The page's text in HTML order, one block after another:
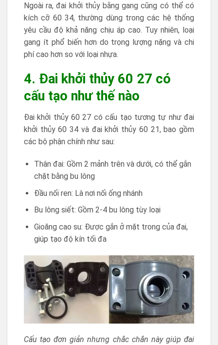
Ngoài ra, đai khởi thủy bằng gang cũng có thể có
kích cỡ 60 34, thường dùng trong các hệ thống
yêu cầu độ khả năng chịu áp cao. Tuy nhiên, loại
gang ít phổ biến hơn do trọng lượng nặng và chi
phí cao hơn so với loại nhựa.
4. Đai khởi thủy 60 27 có
cấu tạo như thế nào
Đai khởi thủy 60 27 có cấu tạo tương tự như đai
khởi thủy 60 34 và đai khởi thủy 60 21, bao gồm
các bộ phận chính như sau:
Thân đai: Gồm 2 mảnh trên và dưới, có thể gắn
chặt bằng bu lông
Đầu nối ren: Là nơi nối ống nhánh
Bu lông siết: Gồm 2-4 bu lông tùy loại
Gioăng cao su: Được gắn ở mặt trong của đai,
giúp tạo độ kín tối đa
Cấu tạo đơn giản nhưng chắc chắn này giúp đai